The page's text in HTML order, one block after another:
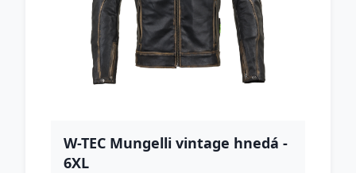
W-TEC Mungelli vintage hnedá -
6XL